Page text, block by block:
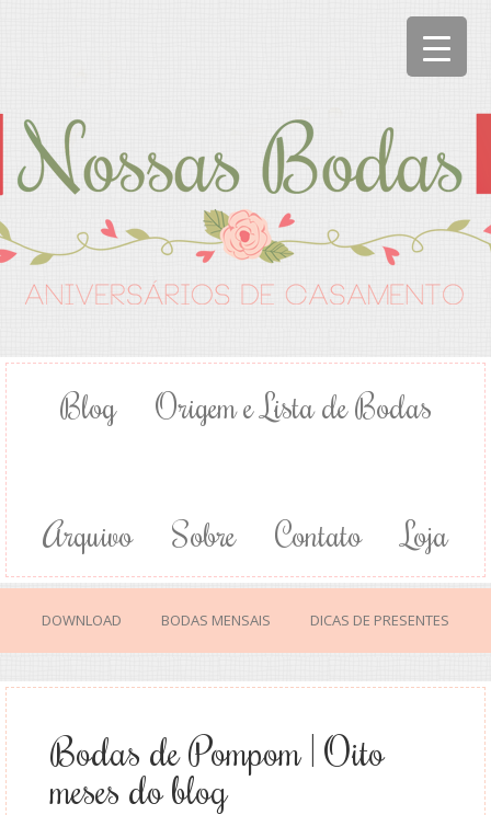
Blog Origem e Lista de Bodas
Arquivo Sobre Contato Loja
DOWNLOAD BODAS MENSAIS DICAS DE PRESENTES
Bodas de Pompom | Oito
meses do blog